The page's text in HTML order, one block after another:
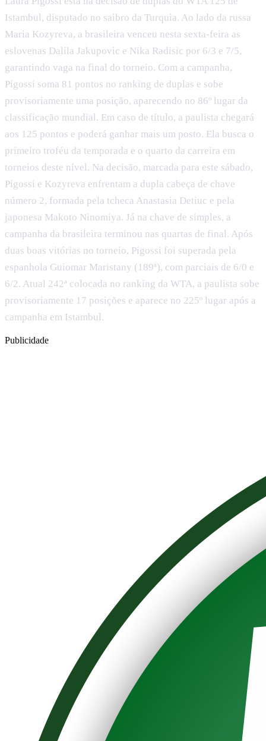
Istambul, disputado no saibro da Turquia. Ao lado da russa
Maria Kozyreva, a brasileira venceu nesta sexta-feira as
eslovenas Dalila Jakupovic e Nika Radisic por 6/3 e 7/5,
garantindo vaga na final do torneio. Com a campanha,
Pigossi soma 81 pontos no ranking de duplas e sobe
provisoriamente uma posição, aparecendo no 86º lugar da
classificação mundial. Em caso de título, a paulista chegará
aos 125 pontos e poderá ganhar mais um posto. Ela busca o
primeiro troféu da temporada e o quarto da carreira em
torneios deste nível. Na decisão, marcada para este sábado,
Pigossi e Kozyreva enfrentam a dupla cabeça de chave
número 2, formada pela tcheca Anastasia Detiuc e pela
japonesa Makoto Ninomiya. Já na chave de simples, a
campanha da brasileira terminou nas quartas de final. Após
duas boas vitórias no torneio, Pigossi foi superada pela
espanhola Guiomar Maristany (189ª), com parciais de 6/0 e
6/2. Atual 242ª colocada no ranking da WTA, a paulista sobe
provisoriamente 17 posições e aparece no 225º lugar após a
campanha em Istambul.
Publicidade